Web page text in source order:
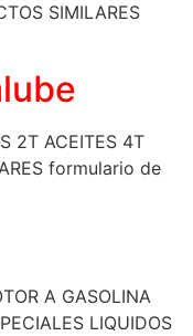
SIMILARES
2T ACEITES 4T
formulario de
A GASOLINA
LIQUIDOS